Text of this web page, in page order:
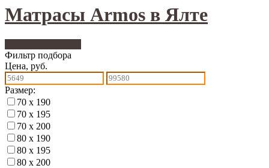
Матрасы Armos в Ялте
Фильтр подбора
Цена, руб.
Размер:
70 х 190
70 х 195
70 х 200
80 х 190
80 х 195
80 х 200